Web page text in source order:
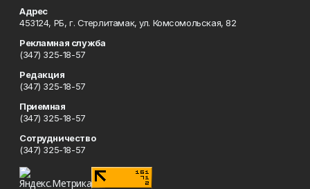
Адрес
453124, РБ, г. Стерлитамак, ул. Комсомольская, 82
Рекламная служба
(347) 325-18-57
Редакция
(347) 325-18-57
Приемная
(347) 325-18-57
Сотрудничество
(347) 325-18-57